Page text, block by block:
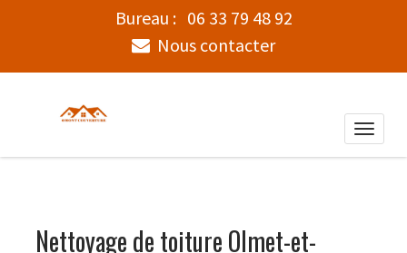
Bureau : 06 33 79 48 92
Nous contacter
Toggle
Nettoyage de toiture Olmet-et-